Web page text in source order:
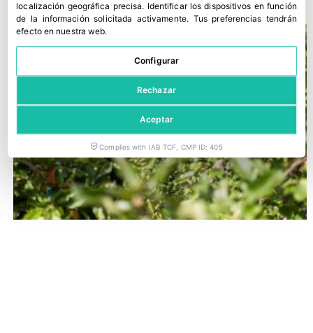
localización geográfica precisa. Identificar los dispositivos en función
de la información solicitada activamente. Tus preferencias tendrán
efecto en nuestra web.
Configurar
Rechazar
Aceptar
Complies with IAB TCF, CMP ID: 405